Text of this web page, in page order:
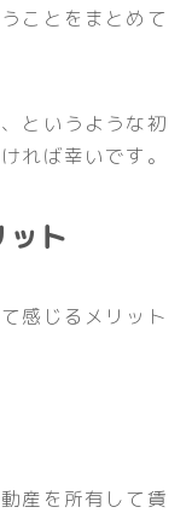
ことをまとめて
というような初
れば幸いです。
ト
感じるメリット
産を所有して賃